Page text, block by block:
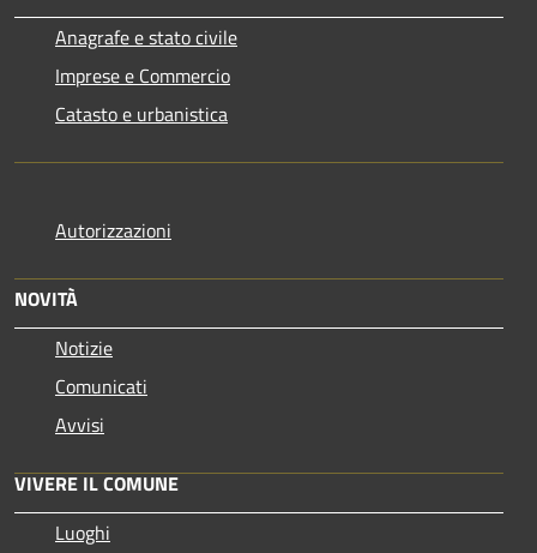
Anagrafe e stato civile
Imprese e Commercio
Catasto e urbanistica
Autorizzazioni
NOVITÀ
Notizie
Comunicati
Avvisi
VIVERE IL COMUNE
Luoghi